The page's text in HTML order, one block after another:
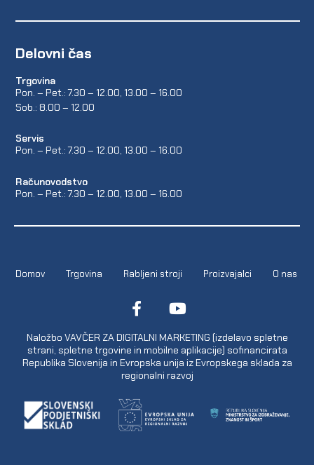
Delovni čas
Trgovina
Pon. – Pet.: 7.30 – 12.00, 13.00 – 16.00
Sob.: 8.00 – 12.00
Servis
Pon. – Pet.: 7.30 – 12.00, 13.00 – 16.00
Računovodstvo
Pon. – Pet.: 7.30 – 12.00, 13.00 – 16.00
Domov Trgovina Rabljeni stroji Proizvajalci O nas
Naložbo VAVČER ZA DIGITALNI MARKETING (izdelavo spletne
strani, spletne trgovine in mobilne aplikacije) sofinancirata
Republika Slovenija in Evropska unija iz Evropskega sklada za
regionalni razvoj